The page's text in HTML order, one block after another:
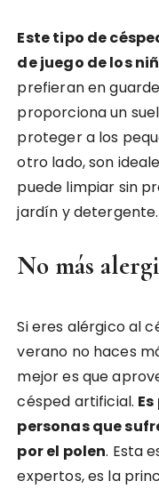
Este tipo de
de juego de los
prefieran en
proporciona un
proteger a los
otro lado, son
puede limpiar sin
jardín y detergente.
No más
Si eres alérgico al
verano no haces
mejor es que
césped artificial.
personas que
por el polen. Esta
expertos, es la